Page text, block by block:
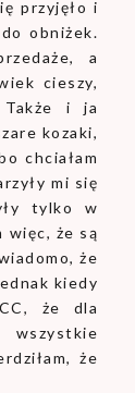
przyjęło i
obniżek.
a
cieszy,
i ja
kozaki,
chciałam
mi się
tylko w
więc, że są
że
kiedy
że dla
wszystkie
że